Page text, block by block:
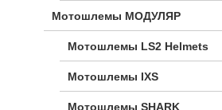
Мотошлемы МОДУЛЯР
Мотошлемы LS2 Helmets
Мотошлемы IXS
Мотошлемы SHARK